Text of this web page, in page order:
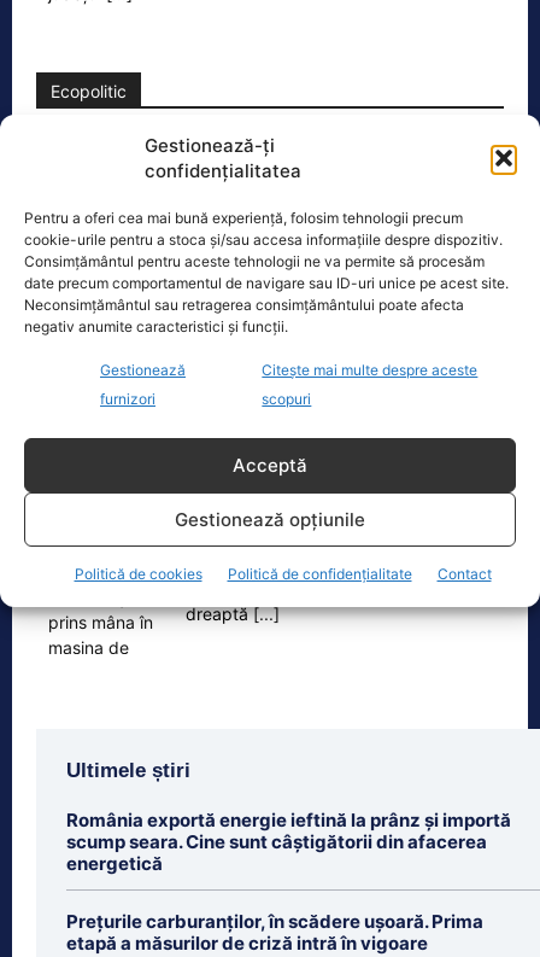
Gestionează-ți
confidențialitatea
Pentru a oferi cea mai bună experiență, folosim tehnologii precum
cookie-urile pentru a stoca și/sau accesa informațiile despre dispozitiv.
Consimțământul pentru aceste tehnologii ne va permite să procesăm
date precum comportamentul de navigare sau ID-uri unice pe acest site.
Neconsimțământul sau retragerea consimțământului poate afecta
negativ anumite caracteristici și funcții.
Gestionează
furnizori
Citește mai multe despre aceste
scopuri
Acceptă
Gestionează opțiunile
Politică de cookies Politică de confidențialitate Contact
Ecopolitic
Răzvan Savaliuc: „România mai are
Parchet General? Mai are structuri de…
„15 martie 2023 – Ministerul Investitiilor
si Proiectelor Europene, condus pe
atunci de PNL-istul Marcel Bolos,
anunta plin de trufie:[...]
Copil din Reghin, salvat după ce și-a prins mâna în
Un copil de doar 2 ani din Reghin a
vineri, după ce și-a prins mâna
dreaptă[...]
Ultimele știri
România exportă energie ieftină la prânz și importă
scump seara. Cine sunt câștigătorii din afacerea
energetică
Prețurile carburanților, în scădere ușoară. Prima
etapă a măsurilor de criză intră în vigoare